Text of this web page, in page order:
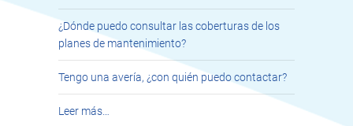
¿Dónde puedo consultar las coberturas de los
planes de mantenimiento?
Tengo una avería, ¿con quién puedo contactar?
Leer más…